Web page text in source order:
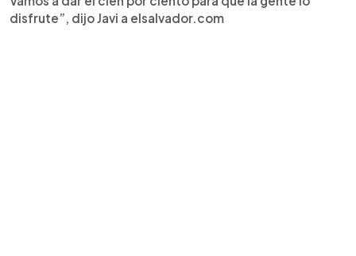
disfrute”, dijo Javi a elsalvador.com